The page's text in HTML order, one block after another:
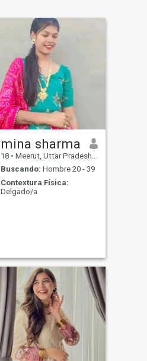
mina sharma
18 • Meerut, Uttar Pradesh, India
Buscando: Hombre 20 - 39
Contextura Física:
Delgado/a